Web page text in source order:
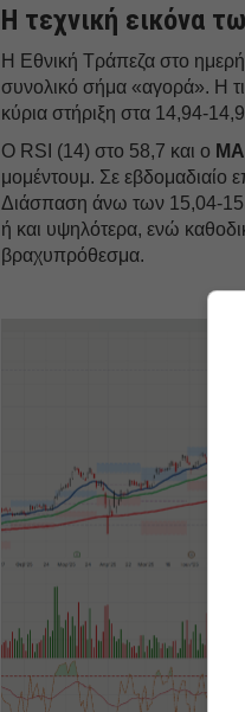
Η τεχνική εικόνα
Η Εθνική Tράπεζα στο
συνολικό σήμα «αγορά». Η
κύρια στήριξη στα 14,94-
Ο RSI (14) στο 58,7 και ο
μομέντουμ. Σε εβδομαδιαίο
Διάσπαση άνω των 15,04-
ή και υψηλότερα, ενώ
βραχυπρόθεσμα.